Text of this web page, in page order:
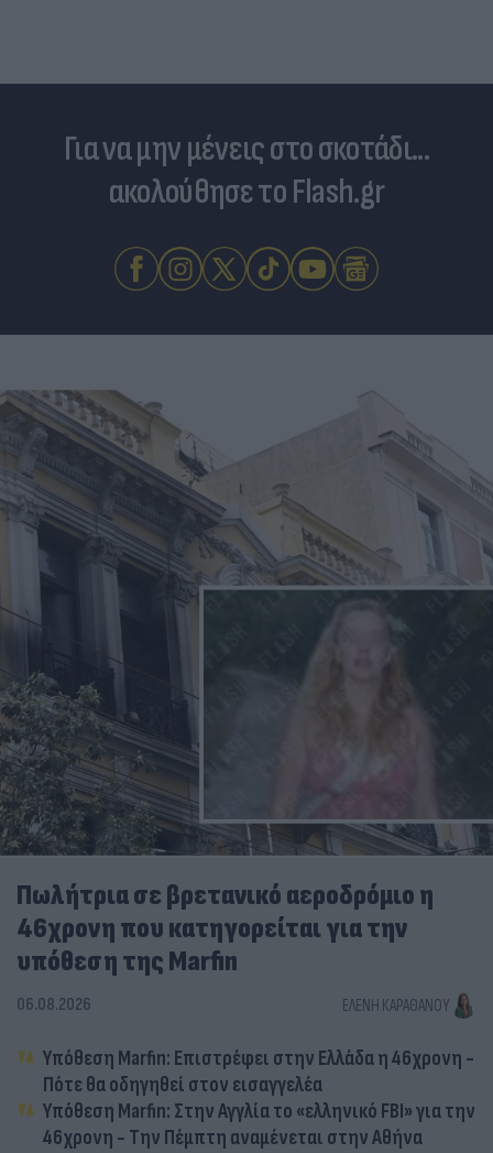
Για να μην μένεις στο σκοτάδι...
ακολούθησε το Flash.gr
Πωλήτρια σε βρετανικό αεροδρόμιο η
46χρονη που κατηγορείται για την
υπόθεση της Marfin
06.08.2026 ΕΛΈΝΗ ΚΑΡΑΘΆΝΟΥ
Υπόθεση Marfin: Επιστρέφει στην Ελλάδα η 46χρονη -
Πότε θα οδηγηθεί στον εισαγγελέα
Υπόθεση Marfin: Στην Αγγλία το «ελληνικό FBI» για την
46χρονη - Την Πέμπτη αναμένεται στην Αθήνα